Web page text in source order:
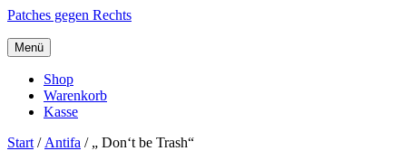
Patches gegen Rechts
Menü
Shop
Warenkorb
Kasse
Start / Antifa / „ Don‘t be Trash“